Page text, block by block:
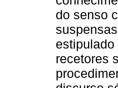
do senso
estipulado
recetores